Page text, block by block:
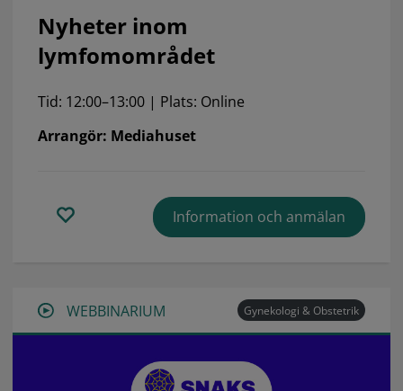
Nyheter inom
lymfomområdet
Tid: 12:00–13:00 | Plats: Online
Arrangör: Mediahuset
Information och anmälan
WEBBINARIUM Gynekologi & Obstetrik